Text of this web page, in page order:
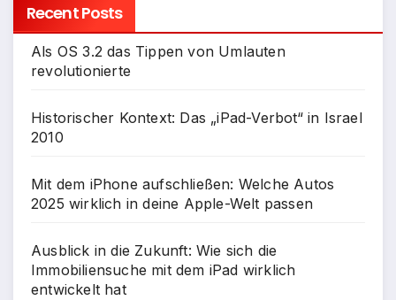
Recent Posts
Als OS 3.2 das Tippen von Umlauten
revolutionierte
Historischer Kontext: Das „iPad-Verbot“ in Israel
2010
Mit dem iPhone aufschließen: Welche Autos
2025 wirklich in deine Apple-Welt passen
Ausblick in die Zukunft: Wie sich die
Immobiliensuche mit dem iPad wirklich
entwickelt hat